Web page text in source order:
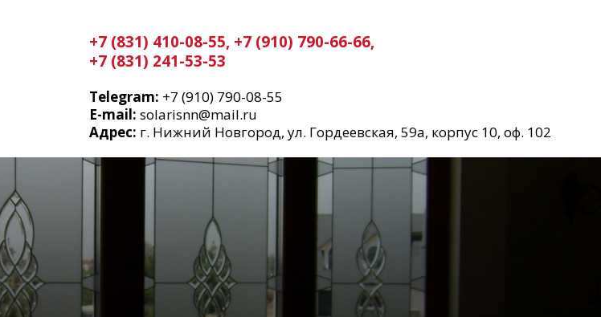
+7 (831) 410-08-55, +7 (910) 790-66-66,
+7 (831) 241-53-53
Telegram: +7 (910) 790-08-55
E-mail: solarisnn@mail.ru
Адрес: г. Нижний Новгород, ул. Гордеевская, 59а, корпус 10, оф. 102